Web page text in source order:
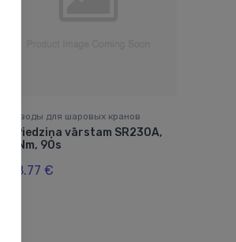
Приводы для шаровых кранов
Piedziņa vārstam SR230A,
20Nm, 90s
218.77 €